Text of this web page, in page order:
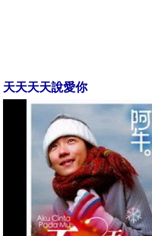
天天天天說愛你